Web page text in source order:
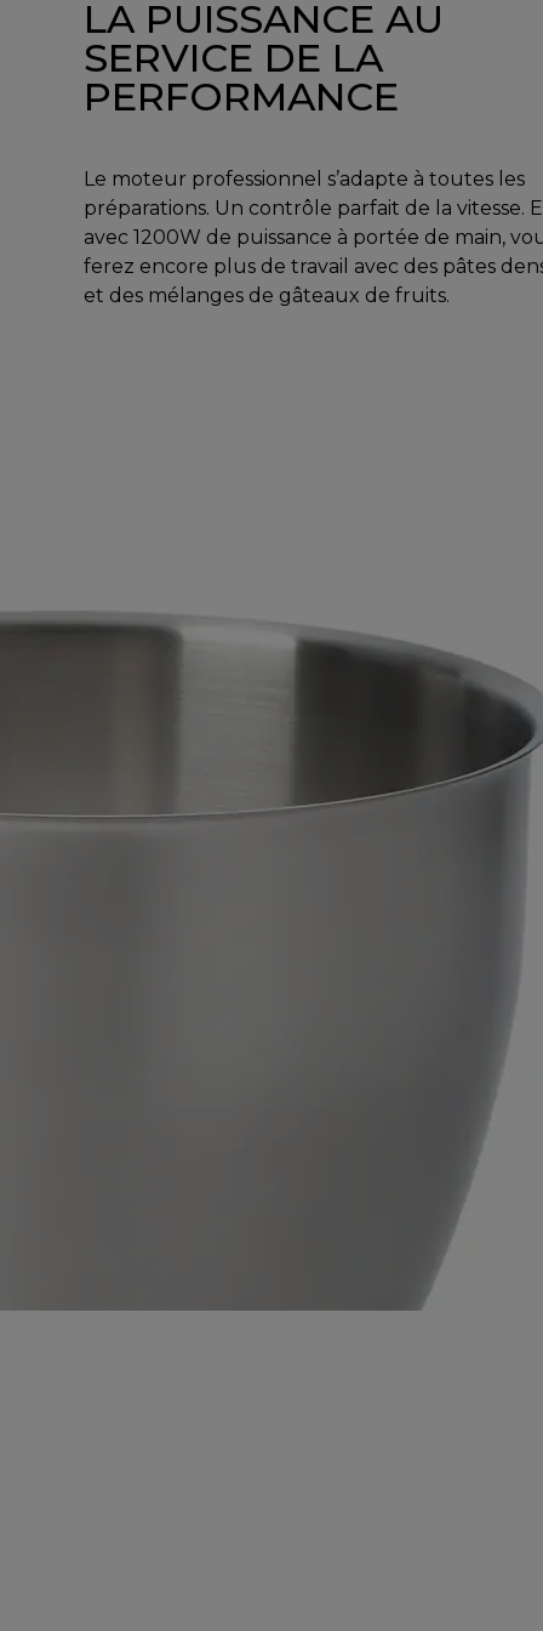
LA PUISSANCE AU
SERVICE DE LA
PERFORMANCE
Le moteur professionnel s’adapte à toutes les
préparations. Un contrôle parfait de la vitesse.
avec 1200W de puissance à portée de main,
ferez encore plus de travail avec des pâtes
et des mélanges de gâteaux de fruits.